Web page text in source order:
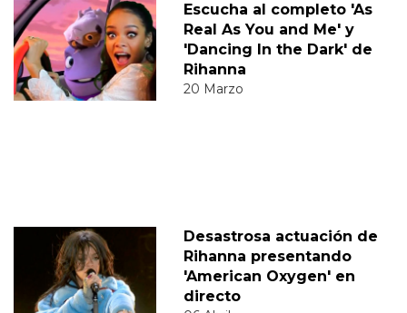
Escucha al completo 'As
Real As You and Me' y
'Dancing In the Dark' de
Rihanna
20 Marzo
Desastrosa actuación de
Rihanna presentando
'American Oxygen' en
directo